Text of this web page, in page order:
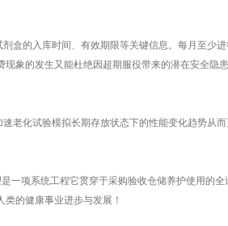
的入库时间、有效期限等关键信息。每月至少
现象的发生又能杜绝因超期服役带来的潜在安全
化试验模拟长期存放状态下的性能变化趋势从
项系统工程它贯穿于采购验收仓储养护使用的全
的健康事业进步与发展！